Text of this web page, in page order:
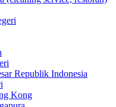
Republik Indonesia
Kong